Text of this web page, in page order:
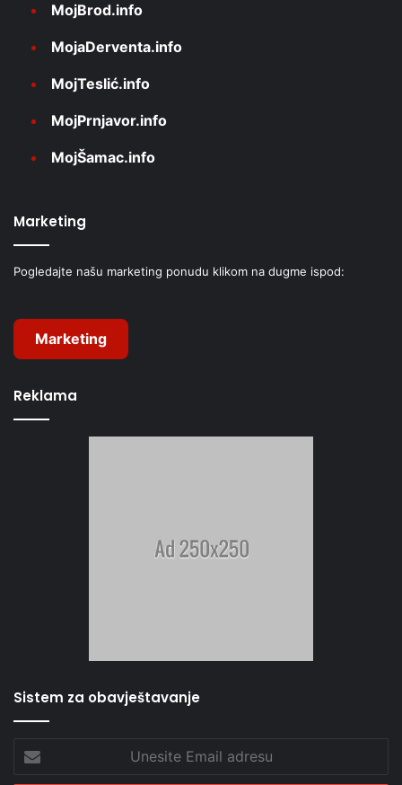
MojBrod.info
MojaDerventa.info
MojTeslić.info
MojPrnjavor.info
MojŠamac.info
Marketing
Pogledajte našu marketing ponudu klikom na dugme ispod:
Marketing
Reklama
Sistem za obavještavanje
Unesite
Email